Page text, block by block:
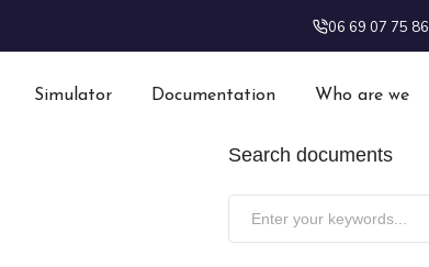
06 69 07 75 86
Simulator Documentation Who are we
Search documents